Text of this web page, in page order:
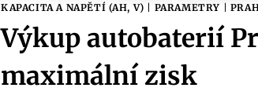
KAPACITA A NAPĚTÍ (AH, V) | PARAMETRY |
Výkup autobaterií
maximální zisk